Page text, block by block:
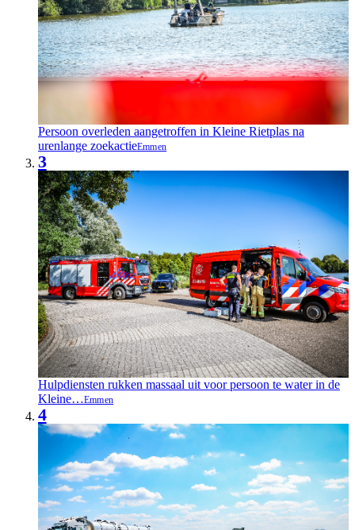
Persoon overleden aangetroffen in Kleine Rietplas na
urenlange zoekactieEmmen
3
Hulpdiensten rukken massaal uit voor persoon te water in de
Kleine…Emmen
4